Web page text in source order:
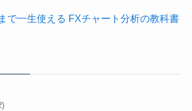
で一生使える FXチャート分析の教科書